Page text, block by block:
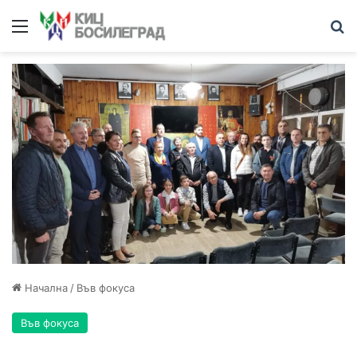
Начална/ Във фокуса
Във фокуса